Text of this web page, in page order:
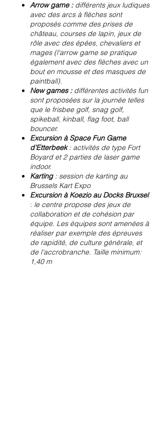
Arrow game :différents jeux ludiques
avec des arcs à flèches sont
proposés comme des prises de
château, courses de lapin, jeux de
rôle avec des épées, chevaliers et
mages (l'arrow game se pratique
également avec des flèches avec un
bout en mousse et des masques de
paintball).
New games :différentes activités fun
sont proposées sur la journée telles
que le frisbee golf, snag golf,
spikeball, kinball, flag foot, ball
bouncer.
Excursion à Space Fun Game
d'Etterbeek: activités de type Fort
Boyard et 2 parties de laser game
indoor.
Karting : session de karting au
Brussels Kart Expo
Excursion à Koezio au Docks Bruxsel
: le centre propose des jeux de
collaboration et de cohésion par
équipe. Les équipes sont amenées à
réaliser par exemple des épreuves
de rapidité, de culture générale, et
de l'accrobranche. Taille minimum:
1,40 m